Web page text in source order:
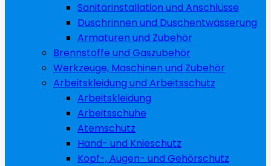
Sanitärinstallation und Anschlüsse
Duschrinnen und Duschentwässerung
Armaturen und Zubehör
Brennstoffe und Gaszubehör
Werkzeuge, Maschinen und Zubehör
Arbeitskleidung und Arbeitsschutz
Arbeitskleidung
Arbeitsschuhe
Atemschutz
Hand- und Knieschutz
Kopf-, Augen- und Gehörschutz